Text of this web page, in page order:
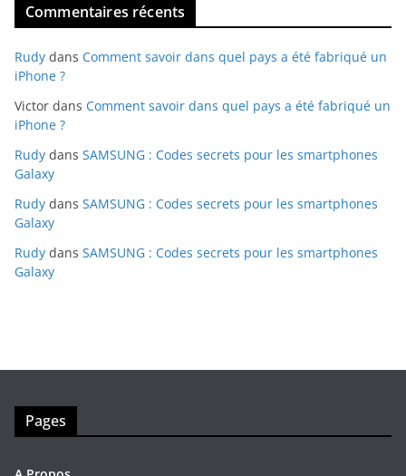
Commentaires récents
Rudy dans Comment savoir dans quel pays a été fabriqué un
iPhone ?
Victor dans Comment savoir dans quel pays a été fabriqué un
iPhone ?
Rudy dans SAMSUNG : Codes secrets pour les smartphones
Galaxy
Rudy dans SAMSUNG : Codes secrets pour les smartphones
Galaxy
Rudy dans SAMSUNG : Codes secrets pour les smartphones
Galaxy
Pages